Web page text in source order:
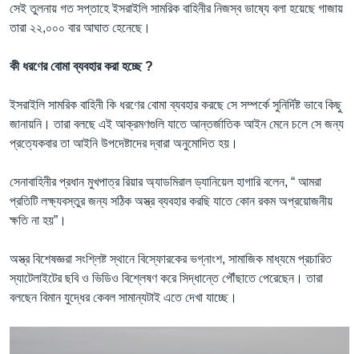
সেই তুলনায় গত সপ্তাহে ইসরাইলি সামরিক বাহিনীর নিজস্ব ভাষ্যে বলা হয়েছে গাজায়
তারা ২২,০০০ বার আঘাত হেনেছে।
কীধরণের বোমা ব্যবহার করা হচ্ছে ?
ইসরাইলি সামরিক বাহিনী কি ধরণের বোমা ব্যবহার করছে সে সম্পর্কে সুনির্দিষ্ট ভাবে কিছু
জানায়নি। তারা বলছে এই আক্রমণগুলি যাতে আন্তর্জাতিক আইন মেনে চলে সে জন্য
প্রত্যেকবার তা আইনি উপদেষ্টাদের দ্বারা অনুমোদিত হয়।
সেনাবাহিনীর প্রধান মুখপাত্র রিয়ার অ্যাডমিরাল ড্যানিয়েল হাগারি বলেন, “ আমরা
প্রতিটি লক্ষ্যবস্তুর জন্য সঠিক অস্ত্র ব্যবহার করছি যাতে কোন রকম অপ্রয়োজনীয়
ক্ষতি না হয়”।
অস্ত্র বিশেষজ্ঞরা সংশ্লিষ্ট স্থানে বিস্ফোরকের ভগ্নাংশ, সামাজিক মাধ্যমে প্রচারিত
স্যাটেলাইটের ছবি ও ভিডিও বিশ্লেষণ করে সিদ্ধান্তে পৌঁছাতে পেরেছেন। তারা
বলছেন বিমান যুদ্ধের কেবল সামান্যটাই এতে দেখা যাচ্ছে।